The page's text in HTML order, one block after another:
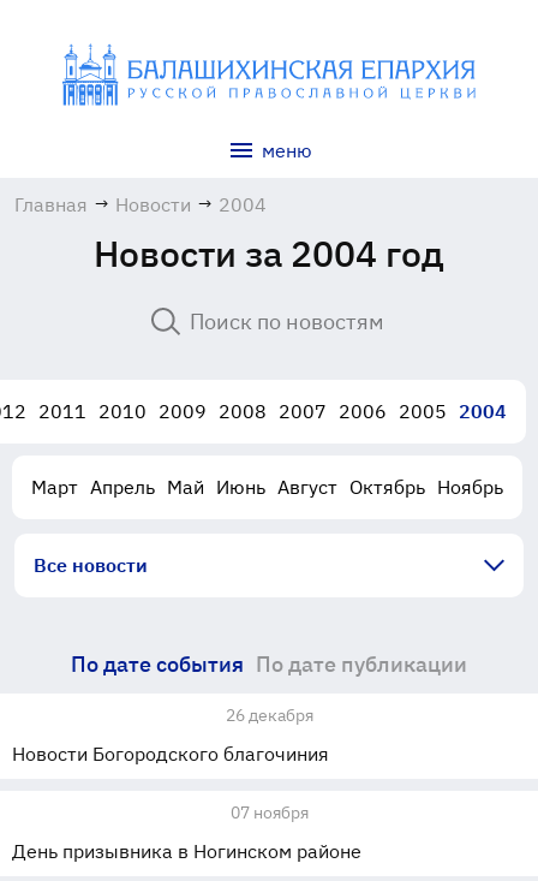
меню
Главная → Новости → 2004
Новости за 2004 год
2011 2010 2009 2008 2007 2006 2005 2004
Март Апрель Май Июнь Август Октябрь Ноябрь
Все новости
По дате события По дате публикации
26 декабря
Новости Богородского благочиния
07 ноября
День призывника в Ногинском районе